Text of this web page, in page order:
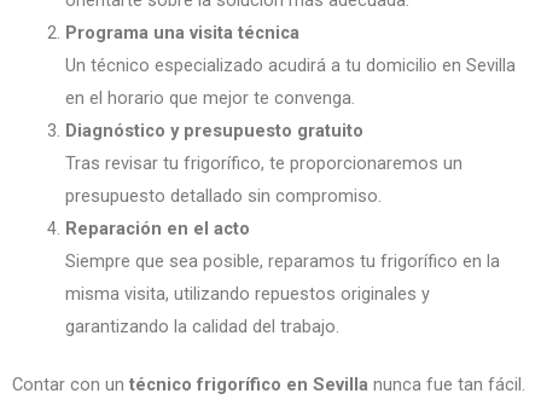
Programa una visita técnica
Un técnico especializado acudirá a tu domicilio en Sevilla
en el horario que mejor te convenga.
Diagnóstico y presupuesto gratuito
Tras revisar tu frigorífico, te proporcionaremos un
presupuesto detallado sin compromiso.
Reparación en el acto
Siempre que sea posible, reparamos tu frigorífico en la
misma visita, utilizando repuestos originales y
garantizando la calidad del trabajo.
Contar con un técnico frigorífico en Sevilla nunca fue tan fácil.